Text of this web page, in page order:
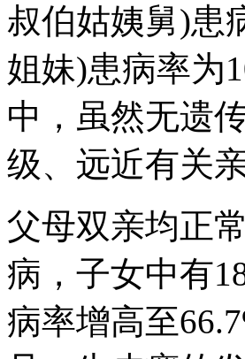
叔伯姑姨舅)患
姐妹)患病率为
中，虽然无遗
级、远近有关
父母双亲均正
病，子女中有
病率增高至